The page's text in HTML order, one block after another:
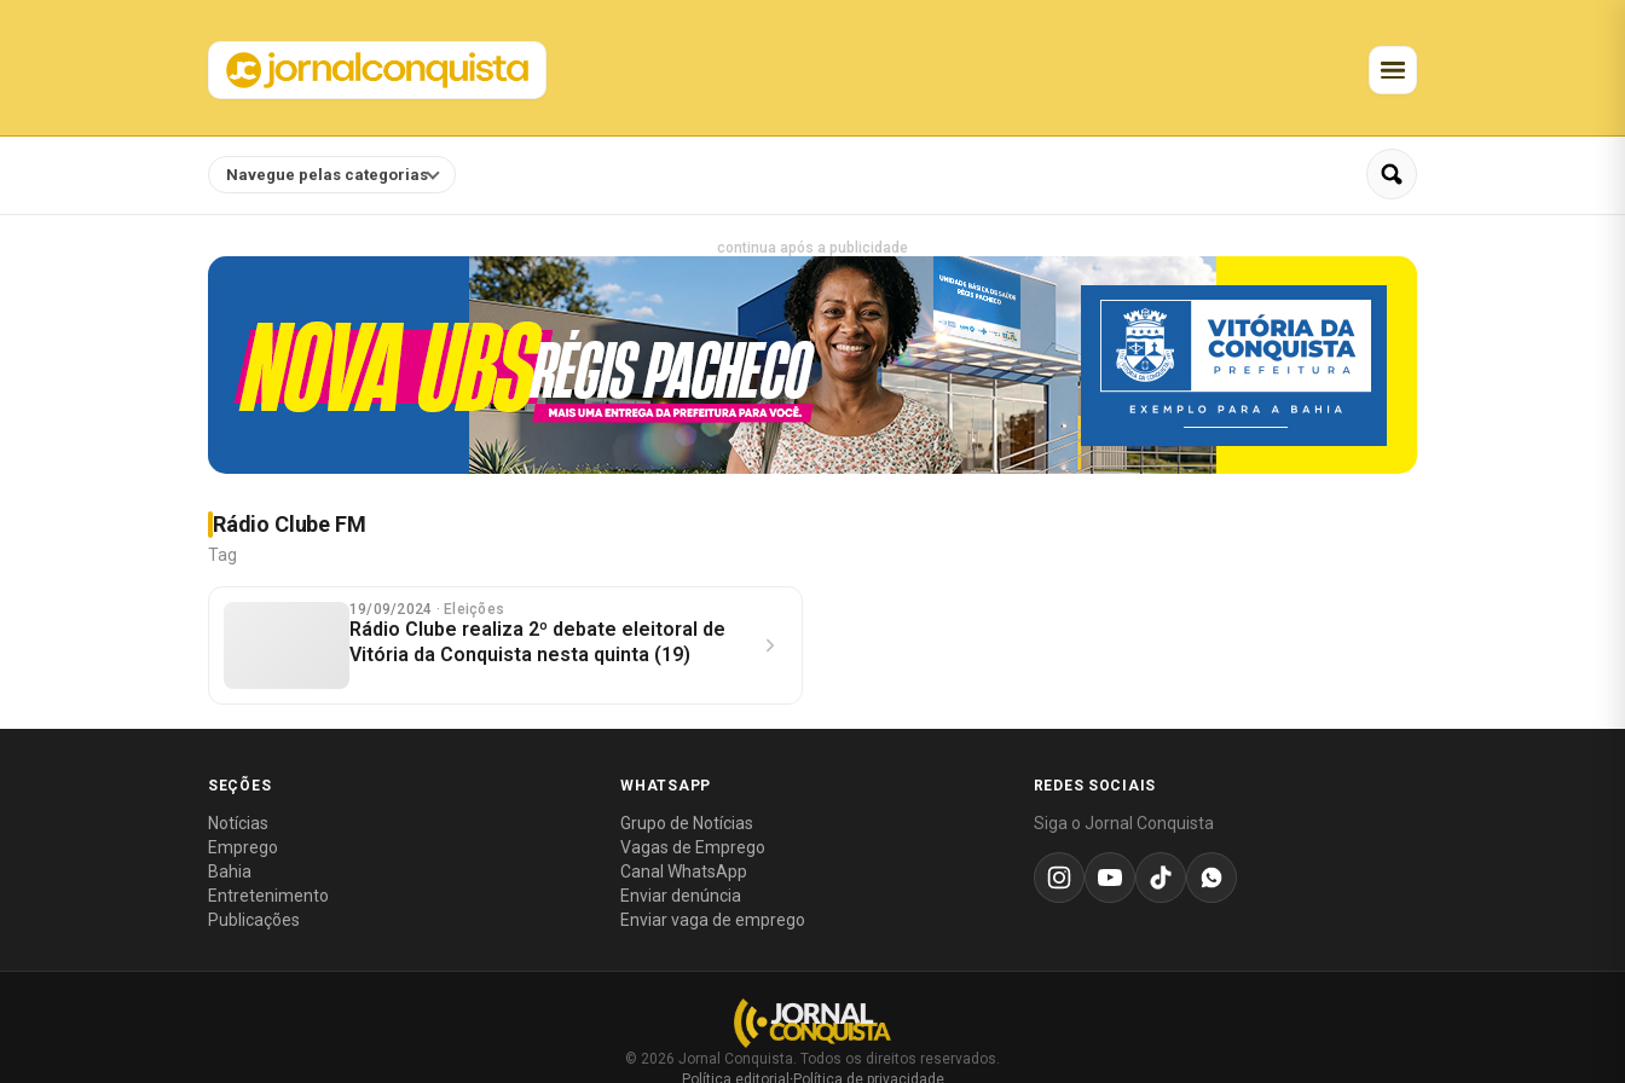
Navegue pelas categorias
continua após a publicidade
Rádio Clube FM
Tag
19/09/2024 · Eleições
Rádio Clube realiza 2º debate eleitoral de
Vitória da Conquista nesta quinta (19)
SEÇÕES
Notícias
Emprego
Bahia
Entretenimento
Publicações
WHATSAPP
Grupo de Notícias
Vagas de Emprego
Canal WhatsApp
Enviar denúncia
Enviar vaga de emprego
REDES SOCIAIS
Siga o Jornal Conquista
© 2026 Jornal Conquista. Todos os direitos reservados.
Política editorial · Política de privacidade